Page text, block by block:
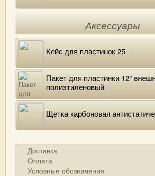
Аксессуары
Кейс для пластинок 25
Пакет для пластинки 12"
полиэтиленовый
Щетка карбоновая
Доставка
Оплата
Условные обозначения